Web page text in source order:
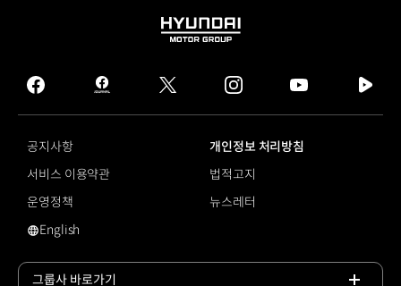
HYUNDAI
GROUP
facebook
hmg
journal
twitter instagram
tv
공지사항
개인정보 처리방침
서비스 이용약관
법적고지
운영정책
뉴스레터
영문 사이트로 이동
English
그룹사 바로가기